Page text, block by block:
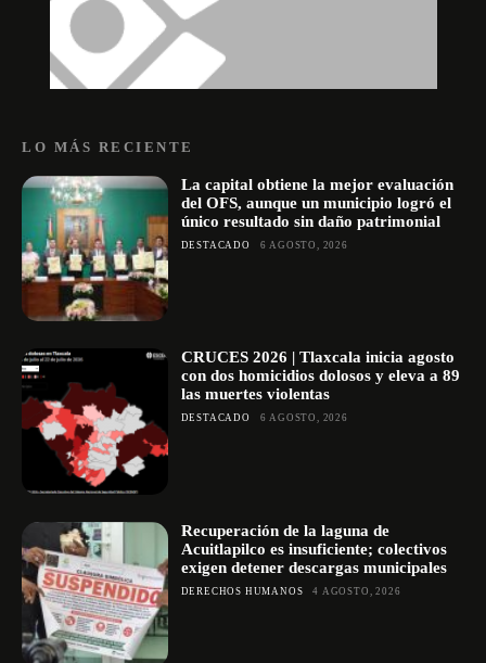
LO MÁS RECIENTE
La capital obtiene la mejor evaluación
del OFS, aunque un municipio logró el
único resultado sin daño patrimonial
DESTACADO 6 AGOSTO, 2026
CRUCES 2026 | Tlaxcala inicia agosto
con dos homicidios dolosos y eleva a 89
las muertes violentas
DESTACADO 6 AGOSTO, 2026
Recuperación de la laguna de
Acuitlapilco es insuficiente; colectivos
exigen detener descargas municipales
DERECHOS HUMANOS 4 AGOSTO, 2026